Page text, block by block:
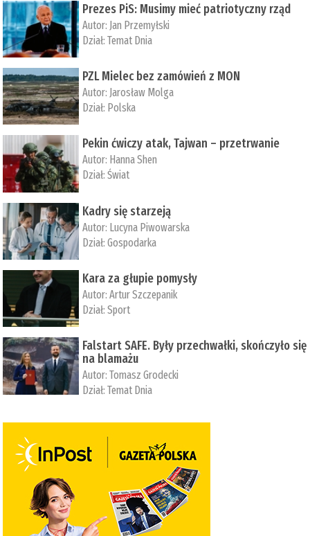
Prezes PiS: Musimy mieć patriotyczny rząd
Autor: Jan Przemyłski
Dział:Temat Dnia
PZL Mielec bez zamówień z MON
Autor: Jarosław Molga
Dział: Polska
Pekin ćwiczy atak, Tajwan – przetrwanie
Autor: ­Hanna Shen
Dział:Świat
Kadry się starzeją
Autor: Lucyna Piwowarska
Dział:Gospodarka
Kara za głupie pomysły
Autor:Artur Szczepanik
Dział:Sport
Falstart SAFE. Były przechwałki, skończyło się
na blamażu
Autor:Tomasz Grodecki
Dział:Temat Dnia